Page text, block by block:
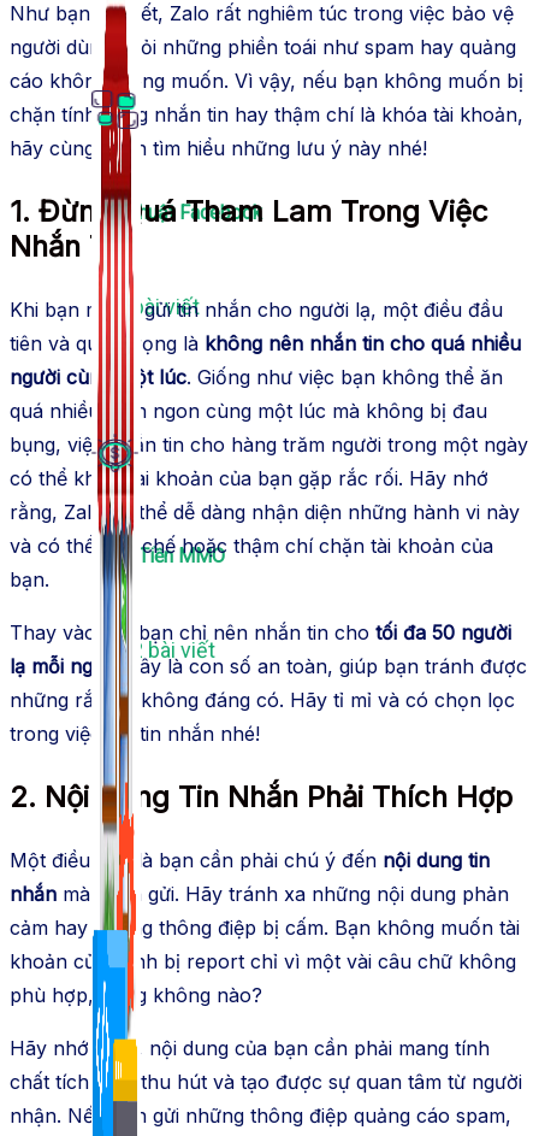
Thủ Thuật Facebook
536 bài viết
Kiếm Tiền MMO
1,422 bài viết
Như bạn đã biết, Zalo rất nghiêm túc trong việc bảo vệ
người dùng khỏi những phiền toái như spam hay quảng
cáo không mong muốn. Vì vậy, nếu bạn không muốn bị
chặn tính năng nhắn tin hay thậm chí là khóa tài khoản,
hãy cùng mình tìm hiểu những lưu ý này nhé!
1. Đừng Quá Tham Lam Trong Việc
Nhắn Tin
Khi bạn muốn gửi tin nhắn cho người lạ, một điều đầu
tiên và quan trọng là không nên nhắn tin cho quá nhiều
người cùng một lúc. Giống như việc bạn không thể ăn
quá nhiều món ngon cùng một lúc mà không bị đau
bụng, việc nhắn tin cho hàng trăm người trong một ngày
có thể khiến tài khoản của bạn gặp rắc rối. Hãy nhớ
rằng, Zalo có thể dễ dàng nhận diện những hành vi này
và có thể hạn chế hoặc thậm chí chặn tài khoản của
bạn.
Thay vào đó, bạn chỉ nên nhắn tin cho tối đa 50 người
lạ mỗi ngày
. Đây là con số an toàn, giúp bạn tránh được
những rắc rối không đáng có. Hãy tỉ mỉ và có chọn lọc
trong việc gửi tin nhắn nhé!
2. Nội Dung Tin Nhắn Phải Thích Hợp
Một điều nữa là bạn cần phải chú ý đến nội dung tin
nhắn mà mình gửi. Hãy tránh xa những nội dung phản
cảm hay những thông điệp bị cấm. Bạn không muốn tài
khoản của mình bị report chỉ vì một vài câu chữ không
phù hợp, đúng không nào?
Hãy nhớ rằng, nội dung của bạn cần phải mang tính
chất tích cực, thu hút và tạo được sự quan tâm từ người
nhận. Nếu bạn gửi những thông điệp quảng cáo spam,